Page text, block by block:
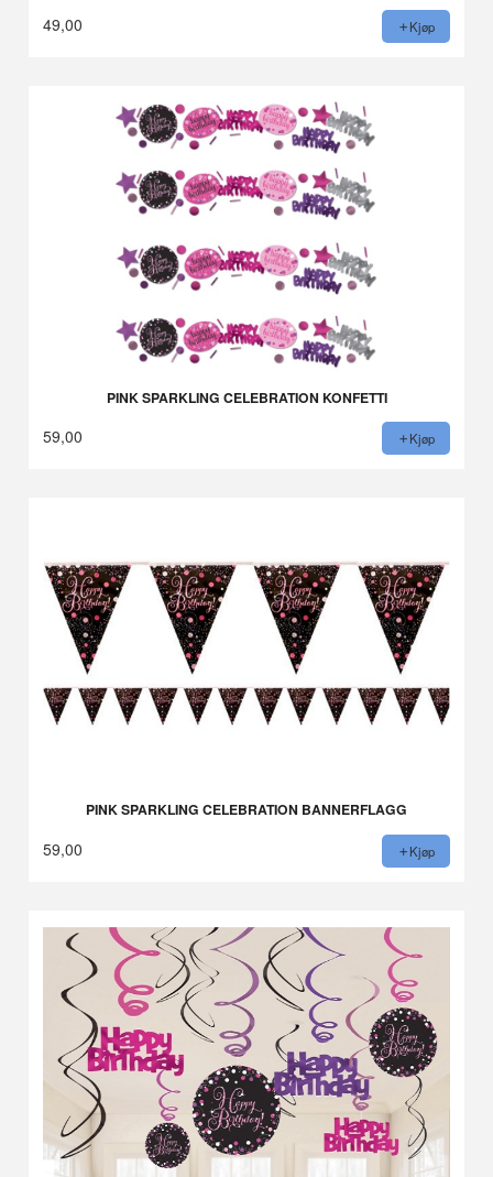
49,00 Kjøp
PINK SPARKLING CELEBRATION KONFETTI
59,00 Kjøp
PINK SPARKLING CELEBRATION BANNERFLAGG
59,00 Kjøp